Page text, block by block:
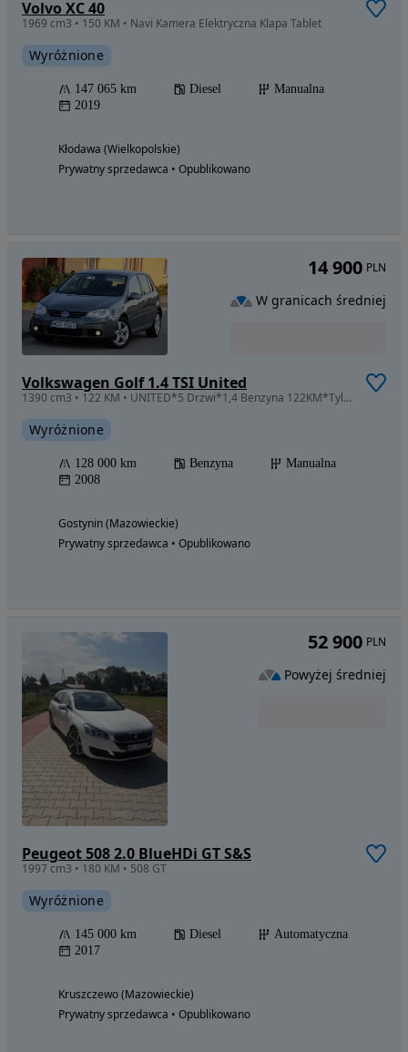
Volvo XC 40
1969 cm3 • 150 KM • Navi Kamera Elektryczna Klapa Tablet
Wyróżnione
147 065 km Diesel
Manualna
2019
Kłodawa (Wielkopolskie)
Prywatny sprzedawca • Opublikowano
Volkswagen Golf 1.4 TSI United
1390 cm3 • 122 KM • UNITED*5 Drzwi*1,4 Benzyna 122KM*Tylko 128.oookm-100%Serwis z Niemiec
Wyróżnione
128 000 km Benzyna
Manualna
2008
Gostynin (Mazowieckie)
Prywatny sprzedawca • Opublikowano
14 900 PLN
W granicach średniej
Peugeot 508 2.0 BlueHDi GT S&S
1997 cm3 • 180 KM • 508 GT
Wyróżnione
145 000 km Diesel
Automatyczna
2017
Kruszczewo (Mazowieckie)
Prywatny sprzedawca • Opublikowano
52 900 PLN
Powyżej średniej